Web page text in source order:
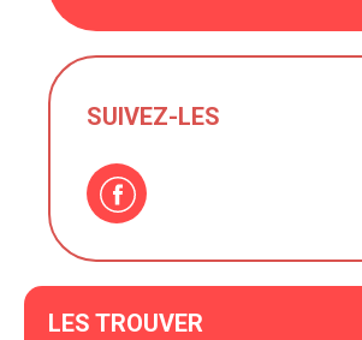
SUIVEZ-LES
LES TROUVER